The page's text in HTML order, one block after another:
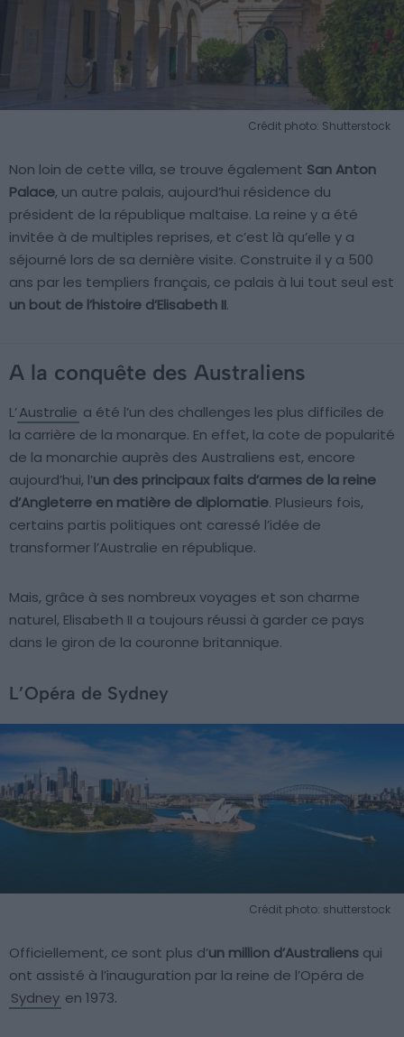
Crédit photo: Shutterstock
Non loin de cette villa, se trouve également San Anton
Palace, un autre palais, aujourd’hui résidence du
président de la république maltaise. La reine y a été
invitée à de multiples reprises, et c’est là qu’elle y a
séjourné lors de sa dernière visite. Construite il y a 500
ans par les templiers français, ce palais à lui tout seul est
un bout de l’histoire d’Elisabeth II.
A la conquête des Australiens
L’Australie a été l’un des challenges les plus difficiles de
la carrière de la monarque. En effet, la cote de popularité
de la monarchie auprès des Australiens est, encore
aujourd’hui, l’un des principaux faits d’armes de la reine
d’Angleterre en matière de diplomatie. Plusieurs fois,
certains partis politiques ont caressé l’idée de
transformer l’Australie en république.
Mais, grâce à ses nombreux voyages et son charme
naturel, Elisabeth II a toujours réussi à garder ce pays
dans le giron de la couronne britannique.
L’Opéra de Sydney
Crédit photo: shutterstock
Officiellement, ce sont plus d’un million d’Australiens qui
ont assisté à l’inauguration par la reine de l’Opéra de
Sydney en 1973.